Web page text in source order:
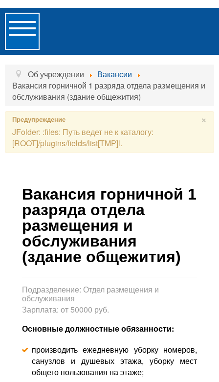
Toggle
Navigation
Главная
Об учреждении
Новости
Образовательные услуги
Услуги проживания
Блог
Об учреждении
Вакансии
Вакансия горничной 1 разряда отдела размещения и
обслуживания (здание общежития)
×
Предупреждение
JFolder: :files: Путь ведет не к каталогу:
[ROOT]/plugins/fields/list[TMP]l.
Вакансия горничной 1
разряда отдела
размещения и
обслуживания
(здание общежития)
Подразделение: Отдел размещения и
обслуживания
Зарплата: от 50000 руб.
Основные должностные обязанности:
производить ежедневную уборку номеров,
санузлов и душевых этажа, уборку мест
общего пользования на этаже;